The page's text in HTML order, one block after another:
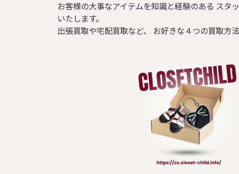
お客様の大事なアイテムを知識と経験のある スタ
いたします。
出張買取や宅配買取など、 お好きな４つの買取方法